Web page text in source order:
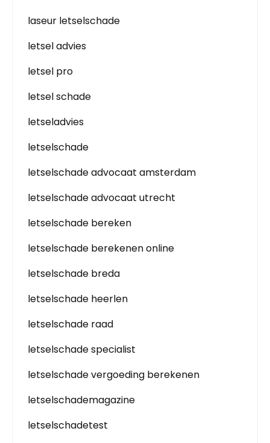
laseur letselschade
letsel advies
letsel pro
letsel schade
letseladvies
letselschade
letselschade advocaat amsterdam
letselschade advocaat utrecht
letselschade bereken
letselschade berekenen online
letselschade breda
letselschade heerlen
letselschade raad
letselschade specialist
letselschade vergoeding berekenen
letselschademagazine
letselschadetest